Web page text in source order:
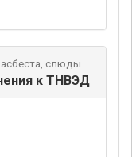
асбеста, слюды
к ТНВЭД